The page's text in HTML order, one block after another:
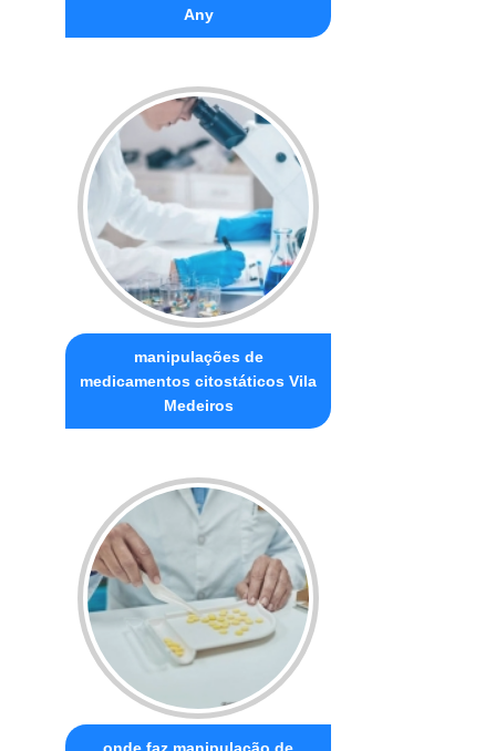
Any
manipulações de
medicamentos citostáticos Vila
Medeiros
onde faz manipulação de